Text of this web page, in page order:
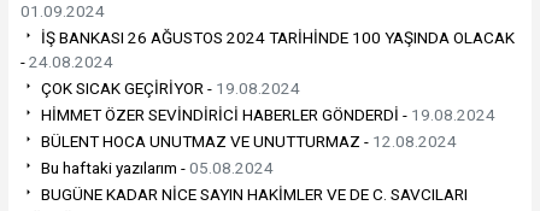
01.09.2024
İŞ BANKASI 26 AĞUSTOS 2024 TARİHİNDE 100 YAŞINDA OLACAK
-24.08.2024
ÇOK SICAK GEÇİRİYOR - 19.08.2024
HİMMET ÖZER SEVİNDİRİCİ HABERLER GÖNDERDİ - 19.08.2024
BÜLENT HOCA UNUTMAZ VE UNUTTURMAZ - 12.08.2024
Bu haftaki yazılarım -05.08.2024
BUGÜNE KADAR NİCE SAYIN HAKİMLER VE DE C. SAVCILARI